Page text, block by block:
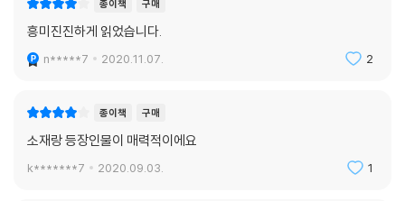
하여 탄생한 곳이 바로 이 소설의 배경이 된 무아교다.
하는 이념에 기반을 두고 있다. 바로 ‘기회의 평등’과 ‘능력 중심 경쟁’. 부모
는 영민한 아이들만이 입학을 허락받을 수 있다. 그리고 그 아이들이 차별
없이 교육을 받을 수 있도록 외부의 개입은 전면 차단된다. 재단의 전폭적
종이책 구매
흥미진진하게 읽었습니다.
n*****7 2020.11.07. 2
종이책 구매
소재랑 등장인물이 매력적이에요
k*******7 2020.09.03. 1